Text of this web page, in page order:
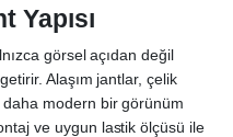
Yapısı
görsel açıdan değil
Alaşım jantlar, çelik
modern bir görünüm
ve uygun lastik ölçüsü ile